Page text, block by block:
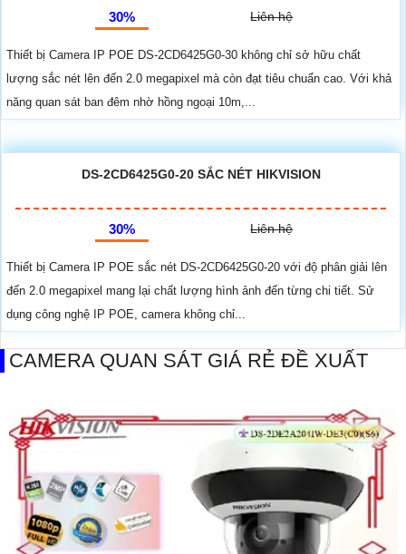
30% Liên hệ
Thiết bị Camera IP POE DS-2CD6425G0-30 không chỉ sở hữu chất
lượng sắc nét lên đến 2.0 megapixel mà còn đạt tiêu chuẩn cao. Với khả
năng quan sát ban đêm nhờ hồng ngoại 10m,...
DS-2CD6425G0-20 SẮC NÉT HIKVISION
30% Liên hệ
Thiết bị Camera IP POE sắc nét DS-2CD6425G0-20 với độ phân giải lên
đến 2.0 megapixel mang lại chất lượng hình ảnh đến từng chi tiết. Sử
dụng công nghệ IP POE, camera không chỉ...
CAMERA QUAN SÁT GIÁ RẺ ĐỀ XUẤT